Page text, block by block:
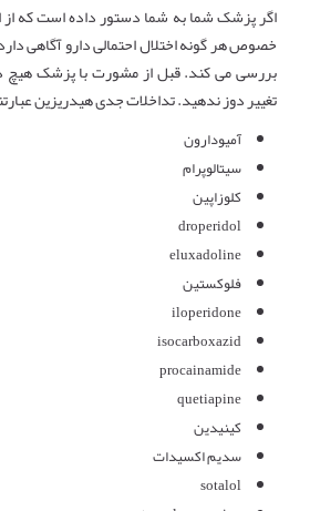
اگر پزشک شما به شما دستور داده است که از
خصوص هر گونه اختلال احتمالی دارو آگاهی دارد
بررسی می کند. قبل از مشورت با پزشک هیچ
تغییر دوز ندهید. تداخلات جدی هیدریزین
آمیودارون
سیتالوپرام
کلوزاپین
فلوکستین
کینیدین
سدیم اکسیدات